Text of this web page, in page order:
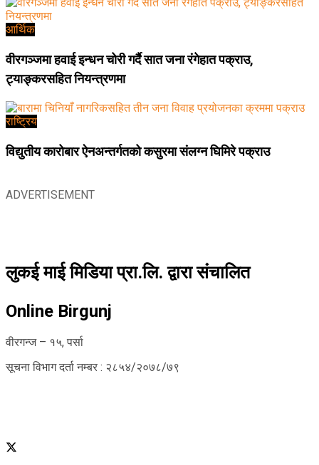
आर्थिक
वीरगञ्जमा हवाई इन्धन चोरी गर्दै सात जना रंगेहात पक्राउ,
ट्याङ्करसहित नियन्त्रणमा
राष्ट्रिय
विद्युतीय कारोबार ऐनअन्तर्गतको कसुरमा संलग्न घिमिरे पक्राउ
ADVERTISEMENT
लुकई माई मिडिया प्रा.लि. द्वारा संचालित
Online Birgunj
वीरगन्ज – १५, पर्सा
सूचना विभाग दर्ता नम्बर : २८५४/२०७८/७९